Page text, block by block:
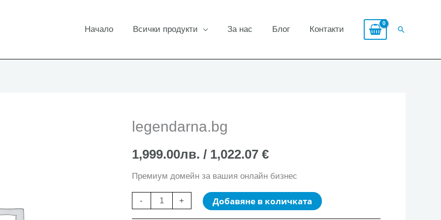
Начало Всички продукти За нас Блог Контакти Search
legendarna.bg
1,999.00лв. / 1,022.07 €
Премиум домейн за вашия онлайн бизнес
-
количество
+ Добавяне в количката